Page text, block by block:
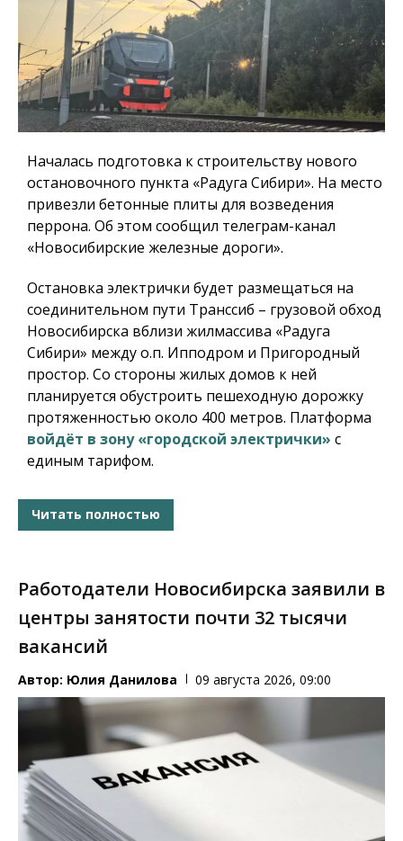
Началась подготовка к строительству нового
остановочного пункта «Радуга Сибири». На место
привезли бетонные плиты для возведения
перрона. Об этом сообщил телеграм-канал
«Новосибирские железные дороги».
Остановка электрички будет размещаться на
соединительном пути Транссиб – грузовой обход
Новосибирска вблизи жилмассива «Радуга
Сибири» между о.п. Ипподром и Пригородный
простор. Со стороны жилых домов к ней
планируется обустроить пешеходную дорожку
протяженностью около 400 метров. Платформа
войдёт в зону «городской электрички» с
единым тарифом.
Читать полностью
Работодатели Новосибирска заявили в
центры занятости почти 32 тысячи
вакансий
Автор: Юлия Данилова 09 августа 2026, 09:00